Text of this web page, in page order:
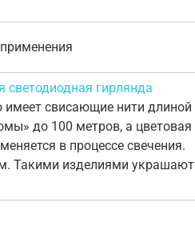
светодиодная гирлянда
свисающие нити длиной
до 100 метров, а цветовая
в процессе свечения.
Такими изделиями украшают